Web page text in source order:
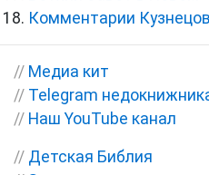
Комментарии
// Медиа кит
// Telegram
// Наш YouTube канал
// Детская Библия